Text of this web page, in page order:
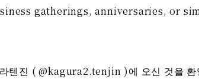
gatherings, anniversaries, or
텐진 ( @kagura2.tenjin )에 오신 것을 환